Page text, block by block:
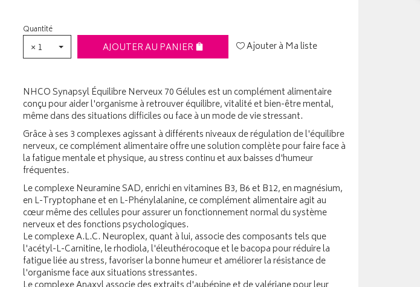
Quantité
× 1 AJOUTER AU PANIER Ajouter à Ma liste
NHCO Synapsyl Équilibre Nerveux 70 Gélules est un complément alimentaire
conçu pour aider l'organisme à retrouver équilibre, vitalité et bien-être mental,
même dans des situations difficiles ou face à un mode de vie stressant.
Grâce à ses 3 complexes agissant à différents niveaux de régulation de l'équilibre
nerveux, ce complément alimentaire offre une solution complète pour faire face à
la fatigue mentale et physique, au stress continu et aux baisses d'humeur
fréquentes.
Le complexe Neuramine SAD, enrichi en vitamines B3, B6 et B12, en magnésium,
en L-Tryptophane et en L-Phénylalanine, ce complément alimentaire agit au
cœur même des cellules pour assurer un fonctionnement normal du système
nerveux et des fonctions psychologiques.
Le complexe A.L.C. Neuroplex, quant à lui, associe des composants tels que
l'acétyl-L-Carnitine, le rhodiola, l'éleuthérocoque et le bacopa pour réduire la
fatigue liée au stress, favoriser la bonne humeur et améliorer la résistance de
l'organisme face aux situations stressantes.